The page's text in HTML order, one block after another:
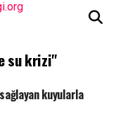
su krizi"
kuyularla